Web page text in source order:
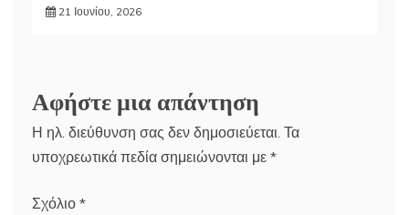
21 Ιουνίου, 2026
Αφήστε μια απάντηση
Η ηλ. διεύθυνση σας δεν δημοσιεύεται. Τα
υποχρεωτικά πεδία σημειώνονται με *
Σχόλιο *